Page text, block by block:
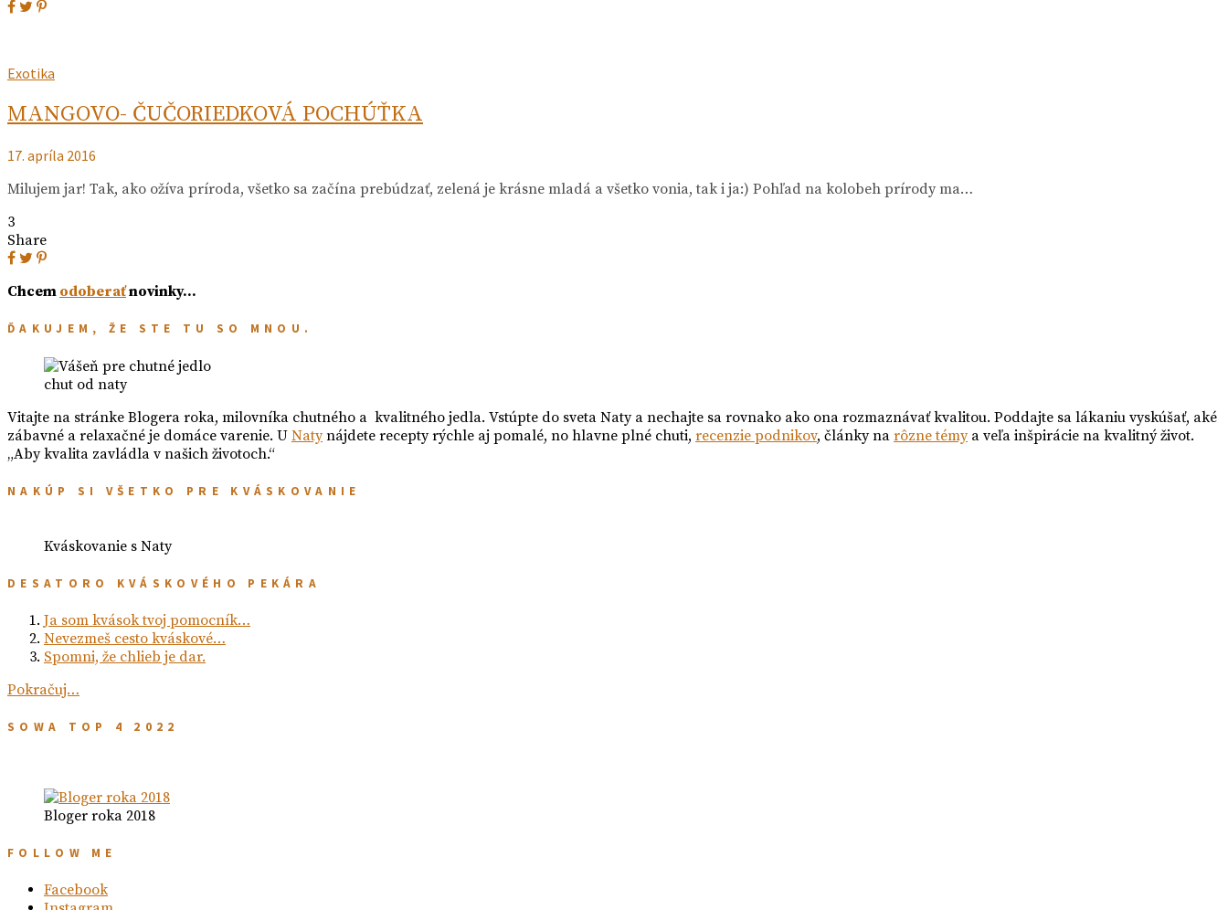
Exotika
MANGOVO- ČUČORIEDKOVÁ POCHÚŤKA
17. apríla 2016
Milujem jar! Tak, ako ožíva príroda, všetko sa začína prebúdzať, zelená je krásne mladá a všetko vonia, tak i ja:) Pohľad na kolobeh prírody ma…
3
Share
Chcem odoberaťnovinky…
ĎAKUJEM, ŽE STE TU SO MNOU.
chut od naty
Vitajte na stránke Blogera roka, milovníka chutného a kvalitného jedla. Vstúpte do sveta Naty a nechajte sa rovnako ako ona rozmaznávať kvalitou. Poddajte sa lákaniu vyskúšať, aké
zábavné a relaxačné je domáce varenie. U Natynájdete recepty rýchle aj pomalé, no hlavne plné chuti, recenzie podnikov, články na rôzne témya veľa inšpirácie na kvalitný život.
„Aby kvalita zavládla v našich životoch.“
NAKÚP SI VŠETKO PRE KVÁSKOVANIE
Kváskovanie s Naty
DESATORO KVÁSKOVÉHO PEKÁRA
Ja som kvások tvoj pomocník…
Nevezmeš cesto kváskové…
Spomni, že chlieb je dar.
Pokračuj…
SOWA TOP 4 2022
Bloger roka 2018
FOLLOW ME
Facebook